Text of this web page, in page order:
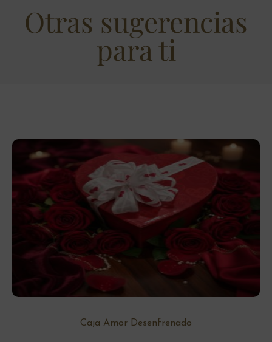
Otras sugerencias
para ti
Caja Amor Desenfrenado